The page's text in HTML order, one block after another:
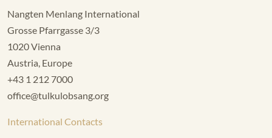
Nangten Menlang International
Grosse Pfarrgasse 3/3
1020 Vienna
Austria, Europe
+43 1 212 7000
office@tulkulobsang.org
International Contacts